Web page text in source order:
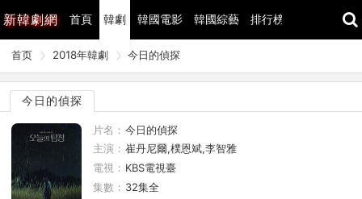
新韓劇網 首頁 韓劇 韓國電影 韓國綜藝 排行榜
首页 2018年韓劇 今日的偵探
今日的偵探
片名： 今日的偵探
主演： 崔丹尼爾,樸恩斌,李智雅
電視： KBS電視臺
集數： 32集全